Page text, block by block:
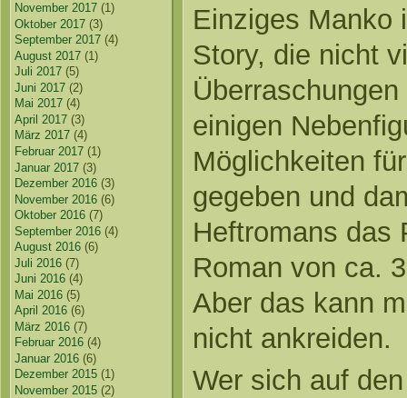
November 2017 (1)
Oktober 2017 (3)
September 2017 (4)
August 2017 (1)
Juli 2017 (5)
Juni 2017 (2)
Mai 2017 (4)
April 2017 (3)
März 2017 (4)
Februar 2017 (1)
Januar 2017 (3)
Dezember 2016 (3)
November 2016 (6)
Oktober 2016 (7)
September 2016 (4)
August 2016 (6)
Juli 2016 (7)
Juni 2016 (4)
Mai 2016 (5)
April 2016 (6)
März 2016 (7)
Februar 2016 (4)
Januar 2016 (6)
Dezember 2015 (1)
November 2015 (2)
Einziges Manko
Story, die nicht
einigen
Möglichkeiten
gegeben und
Heftromans das
Roman von ca.
Aber das kann
nicht ankreiden.
Wer sich auf